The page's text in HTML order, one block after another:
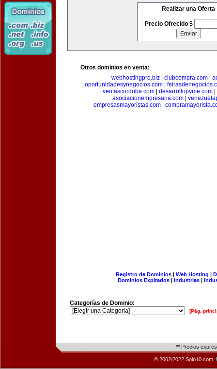
Realizar una Oferta
Precio Ofrecido $
Otros dominios en venta:
webhostingpro.biz| clubcompra.com|
oportunidadesynegocios.com|
ventascordoba.com| desarrollopyme.com|
asociacionempresaria.com
empresasmayoristas.com|
Registro de Dominios| Web Hosting |
Dominios Expirados | Industrias |
Categorías de Dominio:
[Pág.
** Precios
© 2002/2022 Solo10.com